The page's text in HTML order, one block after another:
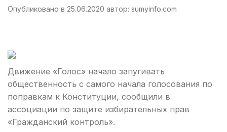
Опубликовано в 25.06.2020 автор: sumyinfo.com
Движение «Голос» начало запугивать
общественность с самого начала голосования по
поправкам к Конституции, сообщили в
ассоциации по защите избирательных прав
«Гражданский контроль».